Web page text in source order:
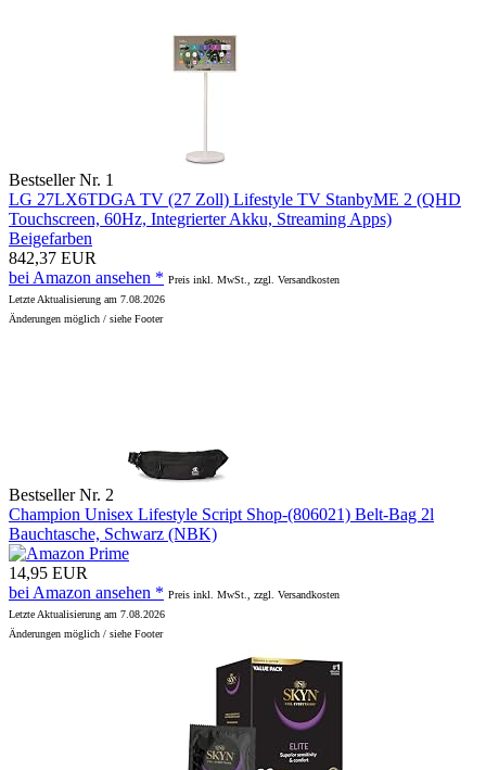
Bestseller Nr. 1
LG 27LX6TDGA TV (27 Zoll) Lifestyle TV StanbyME 2 (QHD
Touchscreen, 60Hz, Integrierter Akku, Streaming Apps)
Beigefarben
842,37 EUR
bei Amazon ansehen * Preis inkl. MwSt., zzgl. Versandkosten
Letzte Aktualisierung am 7.08.2026
Änderungen möglich / siehe Footer
Bestseller Nr. 2
Champion Unisex Lifestyle Script Shop-(806021) Belt-Bag 2l
Bauchtasche, Schwarz (NBK)
14,95 EUR
bei Amazon ansehen * Preis inkl. MwSt., zzgl. Versandkosten
Letzte Aktualisierung am 7.08.2026
Änderungen möglich / siehe Footer